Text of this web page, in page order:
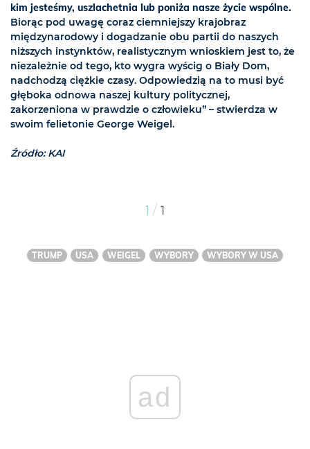
kim jesteśmy, uszlachetnia lub poniża nasze życie wspólne.
Biorąc pod uwagę coraz ciemniejszy krajobraz
międzynarodowy i dogadzanie obu partii do naszych
niższych instynktów, realistycznym wnioskiem jest to, że
niezależnie od tego, kto wygra wyścig o Biały Dom,
nadchodzą ciężkie czasy. Odpowiedzią na to musi być
głęboka odnowa naszej kultury politycznej,
zakorzeniona w prawdzie o człowieku” – stwierdza w
swoim felietonie George Weigel.
Źródło: KAI
1 / 1
TRUMP USA WEIGEL WYBORY WYBORY W USA
ad